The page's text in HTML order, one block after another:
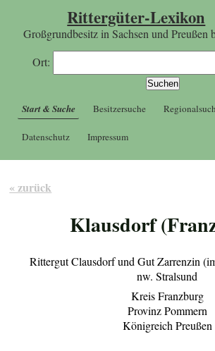
Rittergüter-Lexikon
Großgrundbesitz in Sachsen und Preußen
Ort:
Start & Suche Besitzersuche
Datenschutz Impressum
« zurück
Klausdorf
Rittergut Clausdorf und Gut Zarrenzin
nw. Stralsund
Kreis Franzburg
Provinz Pommern
Königreich Preußen